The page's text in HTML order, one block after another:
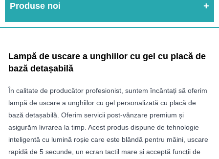
Produse noi
Lampă de uscare a unghiilor cu gel cu placă de
bază detașabilă
În calitate de producător profesionist, suntem încântați să oferim
lampă de uscare a unghiilor cu gel personalizată cu placă de
bază detașabilă. Oferim servicii post-vânzare premium și
asigurăm livrarea la timp. Acest produs dispune de tehnologie
inteligentă cu lumină roșie care este blândă pentru mâini, uscare
rapidă de 5 secunde, un ecran tactil mare și acceptă funcții de